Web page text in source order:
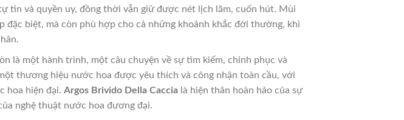
tin và quyền uy, đồng thời vẫn giữ được nét lịch lãm, cuốn hút. Mùi
đặc biệt, mà còn phù hợp cho cả những khoảnh khắc đời thường, khi
là một hành trình, một câu chuyện về sự tìm kiếm, chinh phục và
thương hiệu nước hoa được yêu thích và công nhận toàn cầu, với
hoa hiện đại. Argos Brivido Della Caccialà hiện thân hoàn hảo của sự
nghệ thuật nước hoa đương đại.